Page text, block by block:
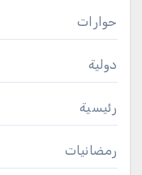
حوارات
دولية
رئيسية
رمضانيات